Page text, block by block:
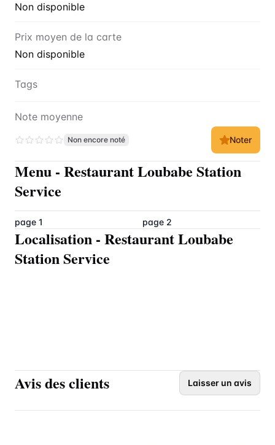
Non disponible
Prix moyen de la carte
Non disponible
Tags
Note moyenne
Non encore noté Noter
Menu - Restaurant Loubabe Station
Service
page 1 page 2
Localisation - Restaurant Loubabe
Station Service
Avis des clients Laisser un avis